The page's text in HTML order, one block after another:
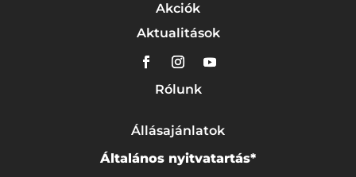
Akciók
Aktualitások
Rólunk
Állásajánlatok
Általános nyitvatartás*